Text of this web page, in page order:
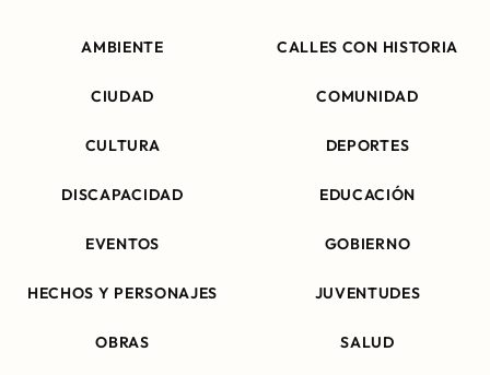
AMBIENTE CALLES CON HISTORIA
CIUDAD COMUNIDAD
CULTURA DEPORTES
DISCAPACIDAD EDUCACIÓN
EVENTOS GOBIERNO
HECHOS Y PERSONAJES JUVENTUDES
OBRAS SALUD